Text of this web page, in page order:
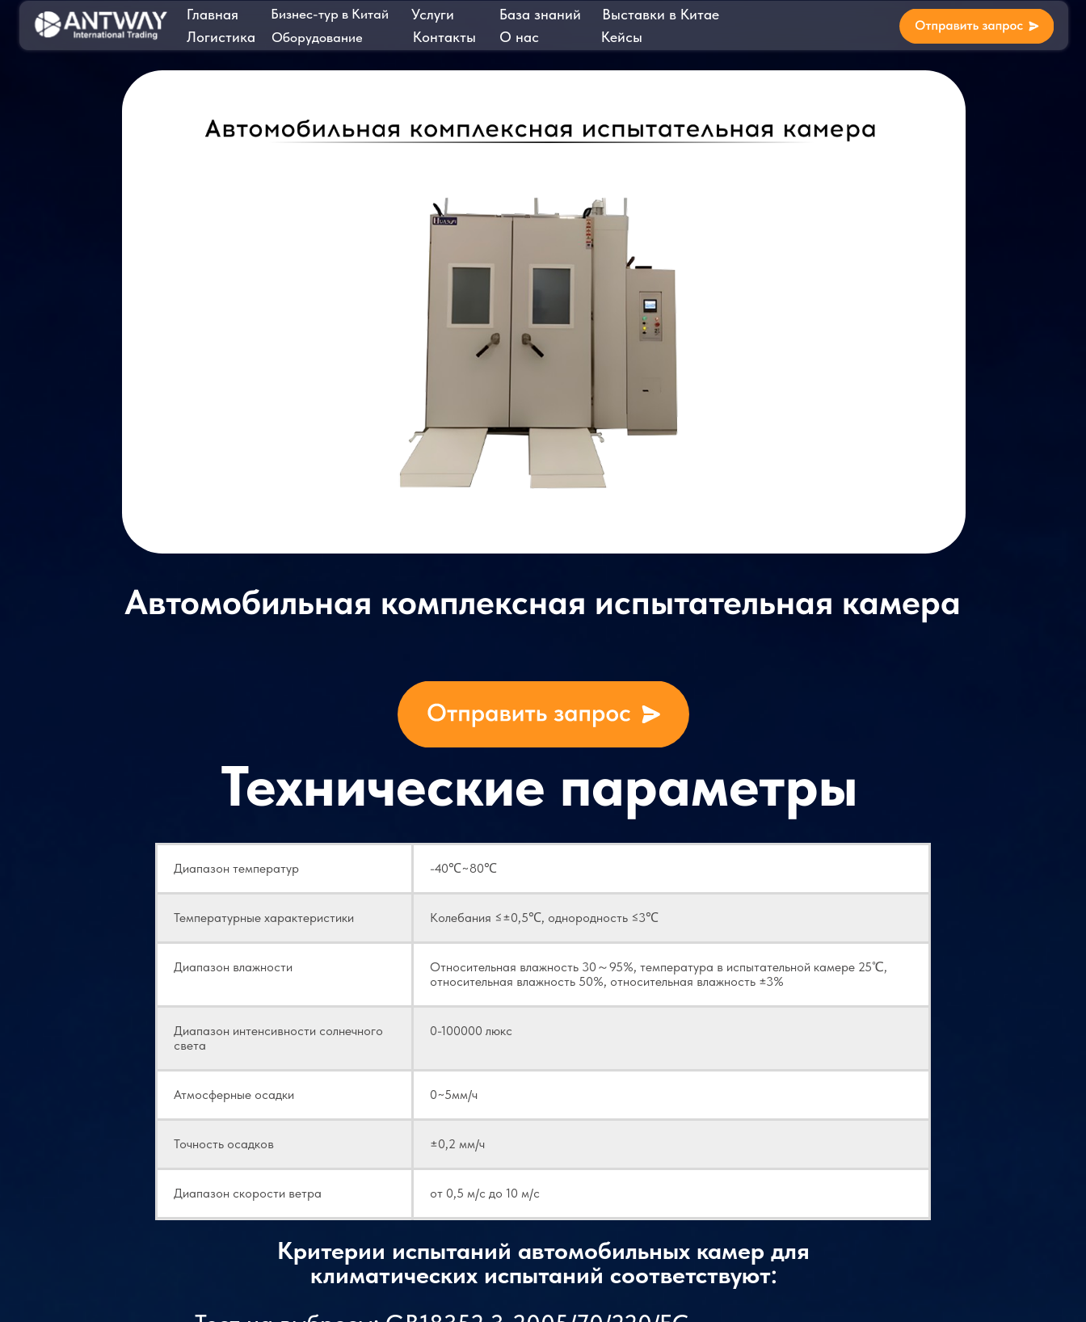
О нас Кейсы
Логистика
Бизнес-тур в Китай
Оборудование
Контакты
Услуги База знаний Выставки в Китае
Главная
Автомобильная комплексная испытательная камера
Технические параметры
Диапазон температур -40℃~80℃
Температурные характеристики Колебания ≤±0,5℃, однородность ≤3℃
Диапазон влажности
Относительная влажность 30～95%, температура в испытательной камере 25℃,
относительная влажность 50%, относительная влажность ±3%
Диапазон интенсивности солнечного
света
0-100000 люкс
Атмосферные осадки 0~5мм/ч
Точность осадков ±0,2 мм/ч
Диапазон скорости ветра от 0,5 м/с до 10 м/с
Точность скорости ветраКритерии испытаний автомобильных камер для
климатических испытаний соответствуют: